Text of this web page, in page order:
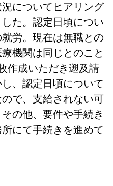
についてヒアリング
た。認定日頃につい
労。現在は無職との
機関は同じとのこと
作成いただき遡及請
、認定日頃について
で、支給されない可
の他、要件や手続き
にて手続きを進めて